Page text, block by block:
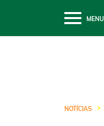
MENU
NOTÍCIAS